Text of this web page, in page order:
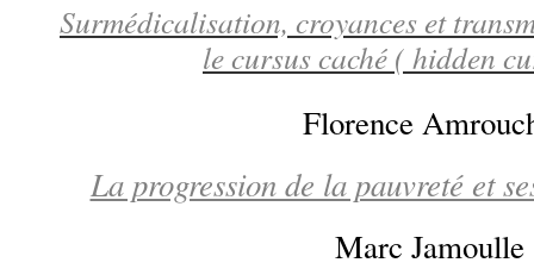
Surmédicalisation, croyances et
le cursus caché ( hidden
Florence
La progression de la pauvreté et
Marc Jamoulle